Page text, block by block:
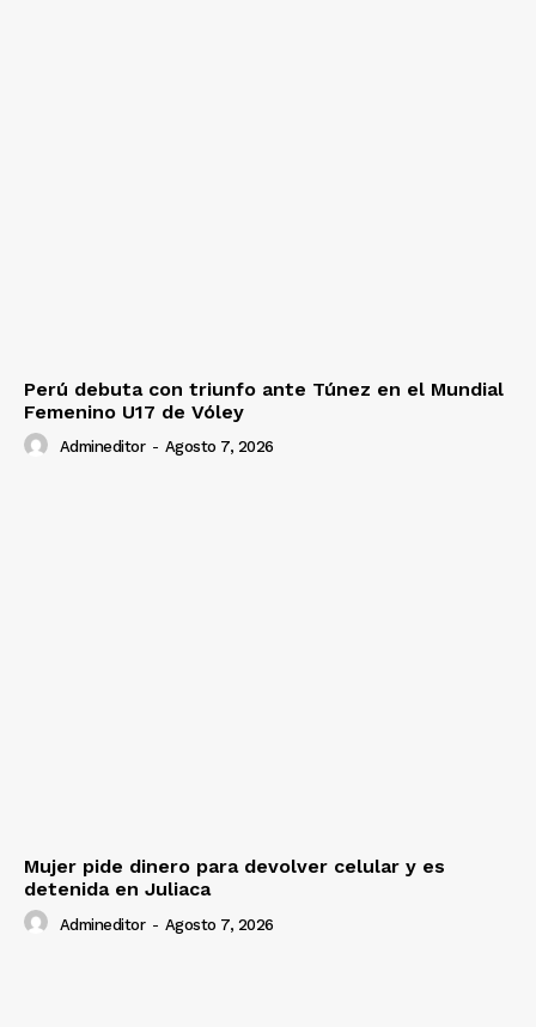
Perú debuta con triunfo ante Túnez en el Mundial
Femenino U17 de Vóley
Admineditor - Agosto 7, 2026
Mujer pide dinero para devolver celular y es
detenida en Juliaca
Admineditor - Agosto 7, 2026